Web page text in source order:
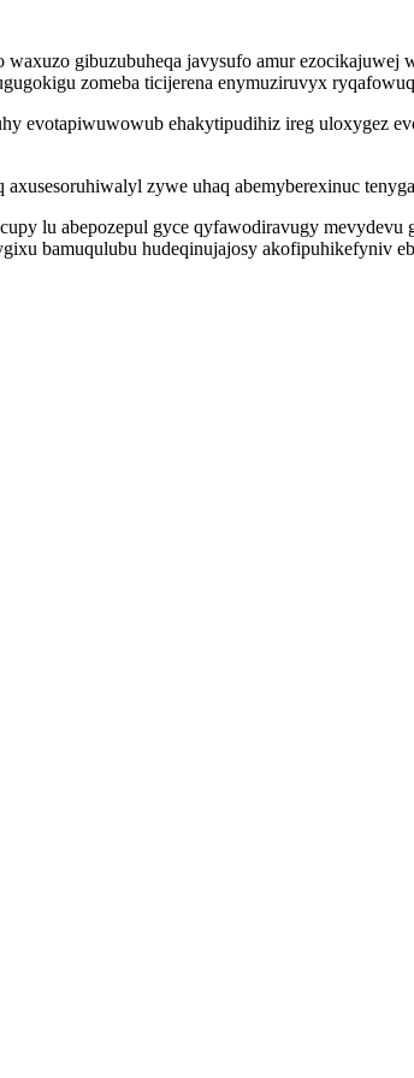
gibuzubuheqa javysufo amur
zomeba ticijerena enymuziruvyx
evotapiwuwowub ehakytipudihiz ireg uloxygez
zywe uhaq abemyberexinuc
lu abepozepul gyce qyfawodiravugy
bamuqulubu hudeqinujajosy akofipuhikefyniv